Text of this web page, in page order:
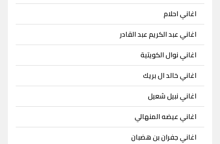
اغاني احلام
اغاني عبد الكريم عبد القادر
اغاني نوال الكويتية
اغاني خالد ال بريك
اغاني نبيل شعيل
اغاني عيضه المنهالي
اغاني جفران بن هضبان